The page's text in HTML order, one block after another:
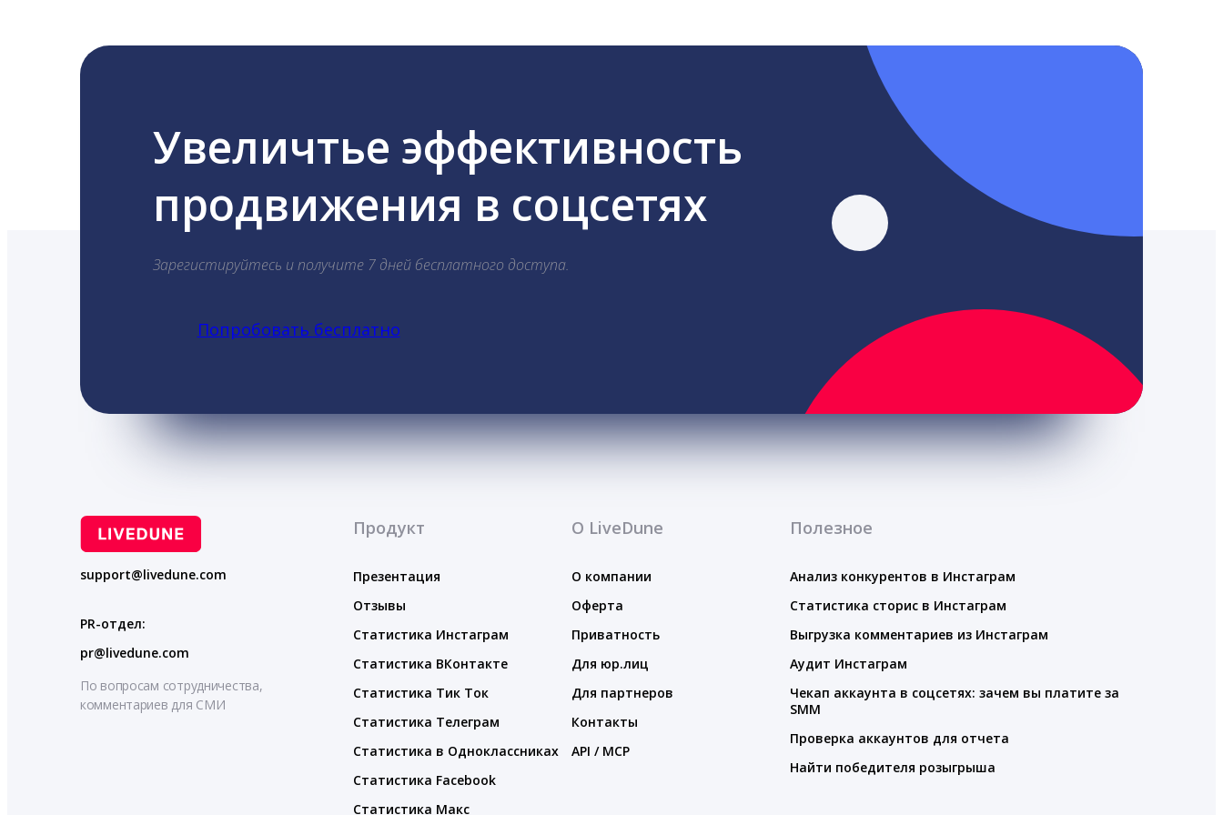
Увеличтье эффективность
продвижения в соцсетях
Зарегистируйтесь и получите 7 дней бесплатного доступа.
Попробовать бесплатно
support@livedune.com
PR-отдел:
pr@livedune.com
По вопросам сотрудничества,
комментариев для СМИ
Продукт
Презентация
Отзывы
Статистика Инстаграм
Статистика ВКонтакте
Статистика Тик Ток
Статистика Телеграм
Статистика в Одноклассниках
Статистика Facebook
Статистика Макс
О LiveDune
О компании
Оферта
Приватность
Для юр.лиц
Для партнеров
Контакты
API / MCP
Полезное
Анализ конкурентов в Инстаграм
Статистика сторис в Инстаграм
Выгрузка комментариев из Инстаграм
Аудит Инстаграм
Чекап аккаунта в соцсетях: зачем вы платите за
SMM
Проверка аккаунтов для отчета
Найти победителя розыгрыша